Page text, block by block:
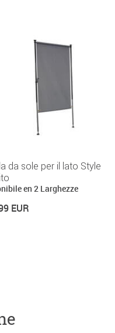
da sole per il lato Style
en 2 Larghezze
EUR